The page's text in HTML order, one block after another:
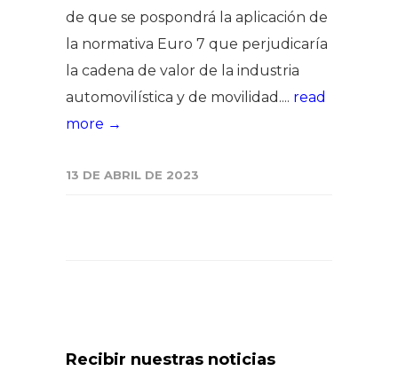
de que se pospondrá la aplicación de
la normativa Euro 7 que perjudicaría
la cadena de valor de la industria
automovilística y de movilidad.... read
more →
13 DE ABRIL DE 2023
Recibir nuestras noticias